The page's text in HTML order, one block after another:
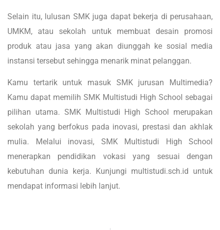
Selain itu, lulusan SMK juga dapat bekerja di perusahaan,
UMKM, atau sekolah untuk membuat desain promosi
produk atau jasa yang akan diunggah ke sosial media
instansi tersebut sehingga menarik minat pelanggan.
Kamu tertarik untuk masuk SMK jurusan Multimedia?
Kamu dapat memilih SMK Multistudi High School sebagai
pilihan utama. SMK Multistudi High School merupakan
sekolah yang berfokus pada inovasi, prestasi dan akhlak
mulia. Melalui inovasi, SMK Multistudi High School
menerapkan pendidikan vokasi yang sesuai dengan
kebutuhan dunia kerja. Kunjungi multistudi.sch.id untuk
mendapat informasi lebih lanjut.